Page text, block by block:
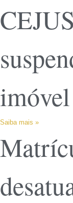
imóvel
Saiba mais »